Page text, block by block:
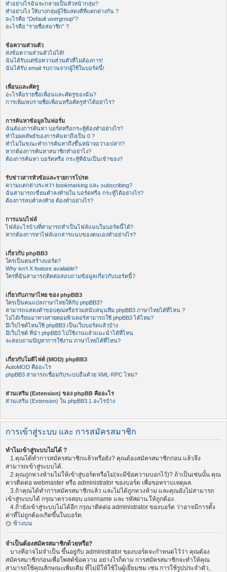
ทำอย่างไรฉันจะกลายเป็นหัวหน้ากลุ่ม?
ทำอย่างไง ให้บางกลุ่มผู้ใช้แสดงสีที่แตกต่างกัน ?
อะไรคือ “Default usergroup”?
อะไรคือ “รายชื่อสมาชิก” ?
ข้อความส่วนตัว
ส่งข้อความส่วนตัวไม่ได้!
ฉันได้รับแต่ข้อความส่วนตัวที่ไม่ต้องการ!
ฉันได้รับ email รบกวนจากผู้ใช้ในบอร์ดนี้!
เพื่อนและศัตรู
อะไรคือรายชื่อเพื่อนและศัตรูของฉัน?
การเพิ่ม/ลบรายชื่อเพื่อนหรือศัตรูทำได้อย่าไร?
การค้นหาข้อมูลในฟอรั่ม
ฉันต้องการค้นหา บอร์ดหรือกระทู้ต้องทำอย่างไร?
ทำไมผลลัพธ์ของการค้นหาถึงเป็น 0 ?
ทำไมในขณะทำการค้นหาถึงขึ้นหน้าจอว่างเปล่า!?
หากต้องการค้นหาสมาชิกทำอย่าไง?
ต้องการค้นหา บอร์ดหรือ กระทู้ที่ฉันเป็นเข้าของ?
รับข่าวสารหัวข้อและรายการโปรด
ความแตกต่างระหว่า bookmarking และ subscribing?
ฉันสามารถเขียนคำลงท้ายใน บอร์ดหรือ กระทู้ได้อย่างไร?
ต้องการลบคำลงท้าย ต้องทำอย่างไร?
การแนบไฟล์
ไฟล์อะไรบ้างที่สามารถทำเป็นไฟล์แนบในบอร์ดนี้ได้?
หากต้องการหาไฟล์เอกสารแนบของตนเองทำอย่างไร?
เกี่ยวกับ phpBB3
ใครเป็นคนสร้างบอร์ด?
Why isn’t X feature available?
ใครที่ฉันสามารถติดต่อสอบถามข้อมูลเกี่ยวกับบอร์ดนี้?
เกี่ยวกับภาษาไทย ของ phpBB3
ใครเป็นคนแปลภาษาไทยให้กับ phpBB3?
สามารถแสดงคำขอบคุณหรือร่วมสนับสนุนทีม phpBB3 ภาษาไทยได้ที่ไหน ?
ไม่ได้เรียนมาทางสายคอมพิวเตอร์สามารถใช้ phpBB3 ได้ไหม?
มีเว็บไซต์ไหนใช้ phpBB3 เป็นเว็บบอร์ดแล้วบ้าง
มีเว็บไซต์ ที่นำ phpBB3 ไปใช้งานแล้วแนะนำได้ที่ไหน
จะสอบถามปัญหาการใช้งาน ภาษาไทยได้ที่ไหน?
เกี่ยวกับโมดิไฟด์ (MOD) phpBB3
AutoMOD คืออะไร
phpBB3 สามารถเชื่อมกับระบบอื่นด้วย XML-RPC ไหม?
ส่วนเสริม (Extension) ของ phpBB คืออะไร
ส่วนเสริม (Extension) ใน phpBB3.1 อะไรบ้าง
การเข้าสู่ระบบ และ การสมัครสมาชิก
ทำไมเข้าสู่ระบบไม่ได้ ?
1.คุณได้ทำการสมัครสมาชิกแล้วหรือยัง? คุณต้องสมัครสมาชิกก่อน แล้วจึง
สามารถเข้าสู่ระบบได้.
2.คุณถูกหวงห้ามไม่ให้เข้าสู่บอร์ดหรือไม่(จะมีข้อความบอกไว้)? ถ้าเป็นเช่นนั้น คุณ
ควรติดต่อ webmaster หรือ administrator ของบอร์ด เพื่อขอทราบเหตุผล.
3.ถ้าคุณได้ทำการสมัครสมาชิกแล้ว และไม่ได้ถูกหวงห้าม และคุณยังไม่สามารถ
เข้าสู่ระบบได้ กรุณาตรวจสอบ username และ รหัสผ่าน ให้ถูกต้อง.
4.ถ้ายังเข้าสู่ระบบไม่ได้อีก กรุณาติดต่อ administrator ของบอร์ด ว่าอาจมีการตั้ง
ค่าที่ไม่ถูกต้องเกิดขึ้นในบอร์ด.
ข้างบน
จำเป็นต้องสมัครสมาชิกด้วยหรือ?
บางทีอาจไม่จำเป็น ขึ้นอยู่กับ administrator ของบอร์ดจะกำหนดไว้ว่า คุณต้อง
สมัครสมาชิกก่อนเพื่อโพสต์ข้อความ อย่างไรก็ตาม การสมัครสมาชิกจะทำให้คุณ
สามารถใช้คุณลักษณะเพิ่มเติม ที่ไม่มีให้ใช้ในผู้เยี่ยมชม เช่น การใช้รูปประจำตัว,